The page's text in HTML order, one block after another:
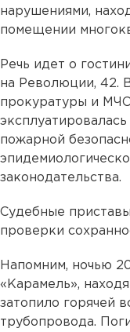
нарушениями,
помещении
Речь идет о
на Революции, 42.
прокуратуры и МЧС
пожарной
законодательства.
Судебные
проверки
Напомним, ночью
«Карамель»,
затопило горячей
трубопровода.